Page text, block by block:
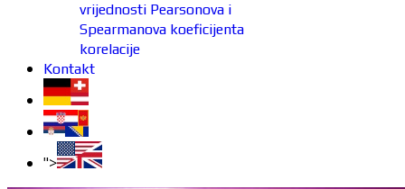
vrijednosti Pearsonova i
Spearmanova koeficijenta
korelacije
Kontakt
">